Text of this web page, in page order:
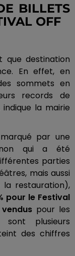
BILLETS
OFF
que destination
En effet, en
sommets en
records de
la mairie
par une
qui a été
parties
mais aussi
restauration),
pour le Festival
pour les
plusieurs
des chiffres